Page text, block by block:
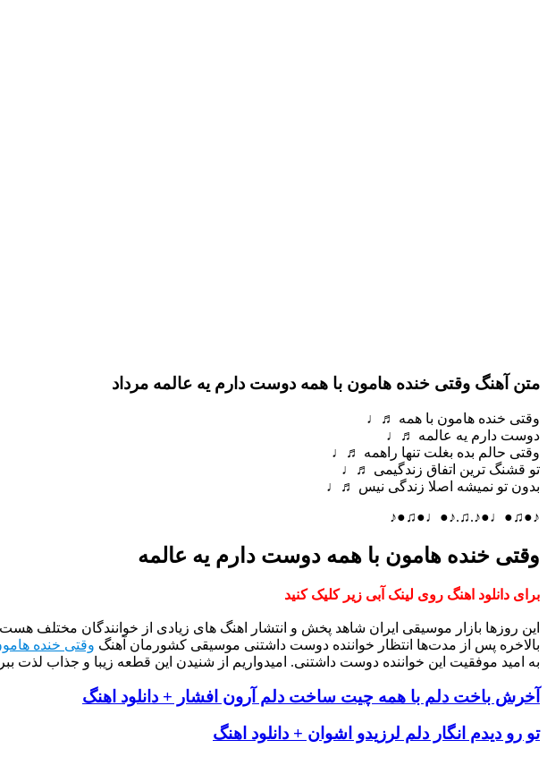
متن آهنگ وقتى خنده هامون با همه دوست دارم یه عالمه مرداد
وقتى خنده هامون با همه ♬♩
دوست دارم یه عالمه ♬♩
وقتى حالم بده بغلت تنها راهمه ♬♩
تو قشنگ ترین اتفاق زندگیمى ♬♩
بدون تو نمیشه اصلا زندگى نیس ♬♩
♪●♫●♩●♪.♫.♪●♩●♫●♪
وقتى خنده هامون با همه دوست دارم یه عالمه
برای دانلود اهنگ روی لینک آبی زیر کلیک کنید
این روزها بازار موسیقی ایران شاهد پخش و انتشار اهنگ های زیادی از خوانندگان مختلف
بالاخره پس از مدت‌ها انتظار خواننده دوست داشتنی موسیقی کشورمان آهنگ وقتى خنده
به امید موفقیت این خواننده دوست داشتنی. امیدواریم از شنیدن این قطعه زیبا و جذاب لذت
آخرش باخت دلم با همه چیت ساخت دلم آرون افشار + دانلود اهنگ
تو رو دیدم انگار دلم لرزیدو اشوان + دانلود اهنگ